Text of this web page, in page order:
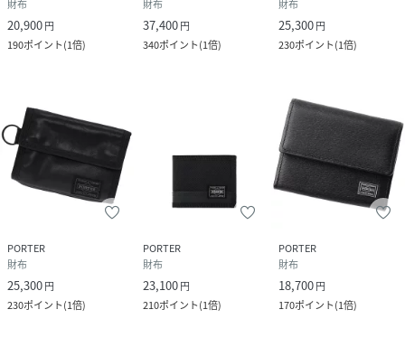
財布
20,900円
190ポイント(1倍)
財布
37,400円
340ポイント(1倍)
財布
25,300円
230ポイント(1倍)
PORTER
財布
25,300円
230ポイント(1倍)
PORTER
財布
23,100円
210ポイント(1倍)
PORTER
財布
18,700円
170ポイント(1倍)